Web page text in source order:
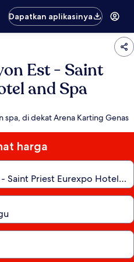
Dapatkan aplikasinya
Est - Saint
and Spa
di dekat Arena Karting Genas
harga